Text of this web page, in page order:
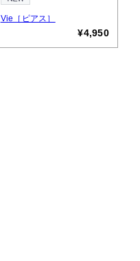
Vie［ピアス］
¥4,950